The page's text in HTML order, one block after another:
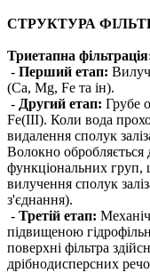
СТРУКТУРА
Триетапна
- Перший етап:
(Са, Mg, Fe та ін).
- Другий етап: Грубе
Fe(III). Коли вода
видалення сполук
Волокно обробляється
функціональних груп,
вилучення сполук
з'єднання).
- Третій етап:
підвищеною
поверхні фільтра
дрібнодисперсних